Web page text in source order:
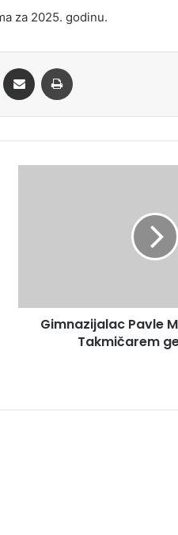
za 2025. godinu.
Messenger
Share via Email
Gimnazijalac Pavle
Takmičarem